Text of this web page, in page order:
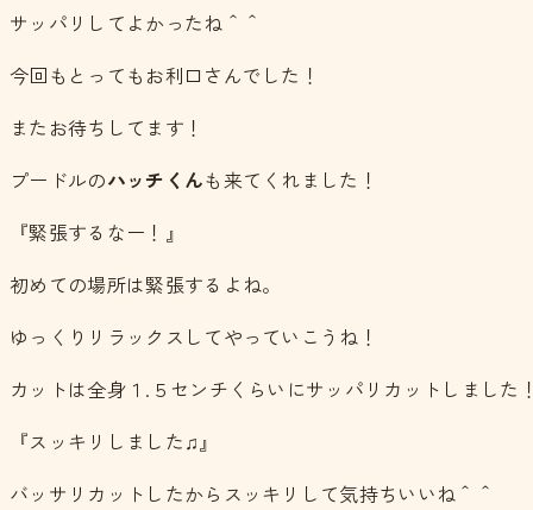
サッパリしてよかったね＾＾
今回もとってもお利口さんでした！
またお待ちしてます！
プードルのハッチくんも来てくれました！
『緊張するなー！』
初めての場所は緊張するよね。
ゆっくりリラックスしてやっていこうね！
カットは全身１.５センチくらいにサッパリカットしました
『スッキリしました♫』
バッサリカットしたからスッキリして気持ちいいね＾＾